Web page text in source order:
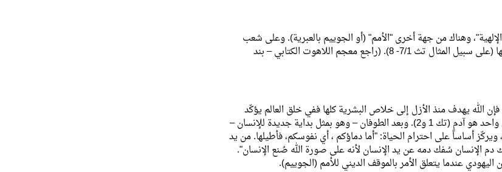
وهناك من جهة أخرى "الأمم" (أو الجوييم بالعبرية). وعلى شعب
إسرائيل أن ينفصل انفصالاً جذرياً عن سائر الأمم الأجنبية كي لا تدنسه بوثنيتها (على سبيل المثال تث 7/1- 8). (راجع معجم اللاهوت الكتابي – بند
يهدف منذ الأزل إلى خلاص البشرية كلها ففي خلق العالم يؤكّد
الكتاب المقدس على الوحدة الأساسية للجنس البشري الذي أتى من نسل رجل واحد هو آدم (تك 1 و2). وبعد الطوفان – وهو بمثل بداية جديدة للإنسان –
أساساً على احترام الحياة: "أما دماؤكم ، أي نفوسكم، فأطيلها. من يد
سُفك دمه عن يد الإنسان لأنه على صورة الله صُنع الإنسان".